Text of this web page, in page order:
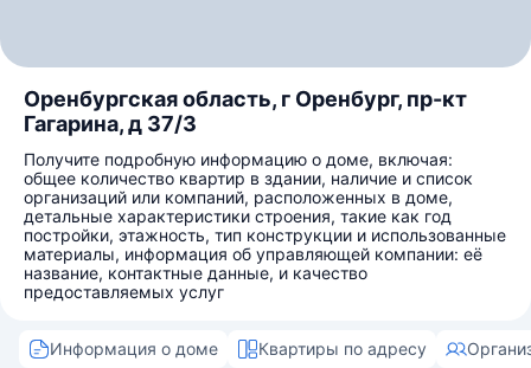
Оренбургская область, г Оренбург, пр-кт
Гагарина, д 37/3
Получите подробную информацию о доме, включая:
общее количество квартир в здании, наличие и список
организаций или компаний, расположенных в доме,
детальные характеристики строения, такие как год
постройки, этажность, тип конструкции и использованные
материалы, информация об управляющей компании: её
название, контактные данные, и качество
предоставляемых услуг
Информация о доме Квартиры по адресу